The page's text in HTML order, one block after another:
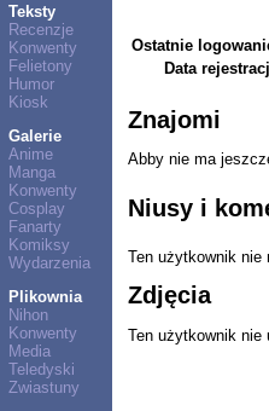
Teksty
Recenzje
Konwenty
Felietony
Humor
Kiosk
Galerie
Anime
Manga
Konwenty
Cosplay
Fanarty
Komiksy
Wydarzenia
Plikownia
Nihon
Konwenty
Media
Teledyski
Zwiastuny
Ostatnie
Data
Znajomi
Abby nie ma
Niusy i
Ten użytkownik nie
Zdjęcia
Ten użytkownik nie